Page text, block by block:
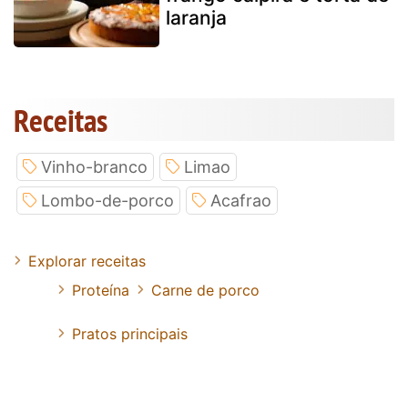
laranja
Receitas
Vinho-branco
Limao
Lombo-de-porco
Acafrao
Explorar receitas
Proteína
Carne de porco
Pratos principais